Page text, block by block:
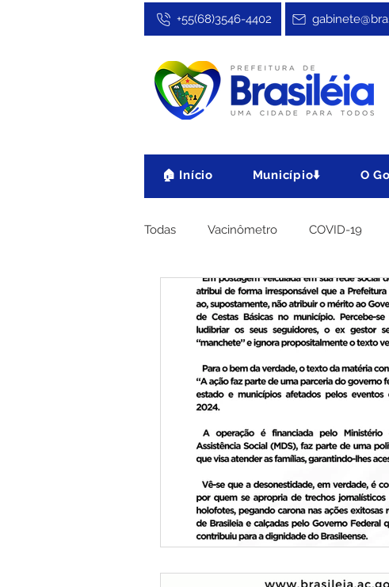
+55(68)3546-4402
🏠 Início Município⬇️ O
Todas Vacinômetro COVID-19
Cultura, Festa e Esporte No
Alagação e Enchente
Homenagem e Agradecimento